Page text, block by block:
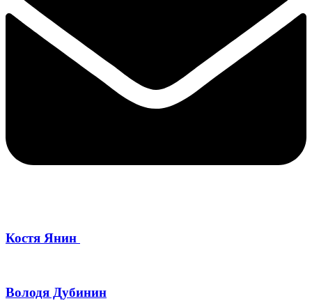
Костя Янин
Володя Дубинин